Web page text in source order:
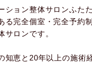
ション整体サロンふた
る完全個室・完全予約
サロンです。
知恵と20年以上の施術